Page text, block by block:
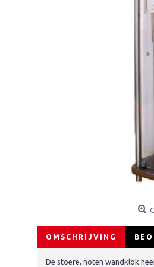
OMSCHRIJVING
De stoere, noten wandklok